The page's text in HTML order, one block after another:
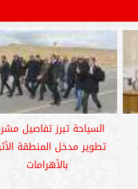
السياحة تبرز تفاصيل
تطوير مدخل المنطقة
بالأهرامات